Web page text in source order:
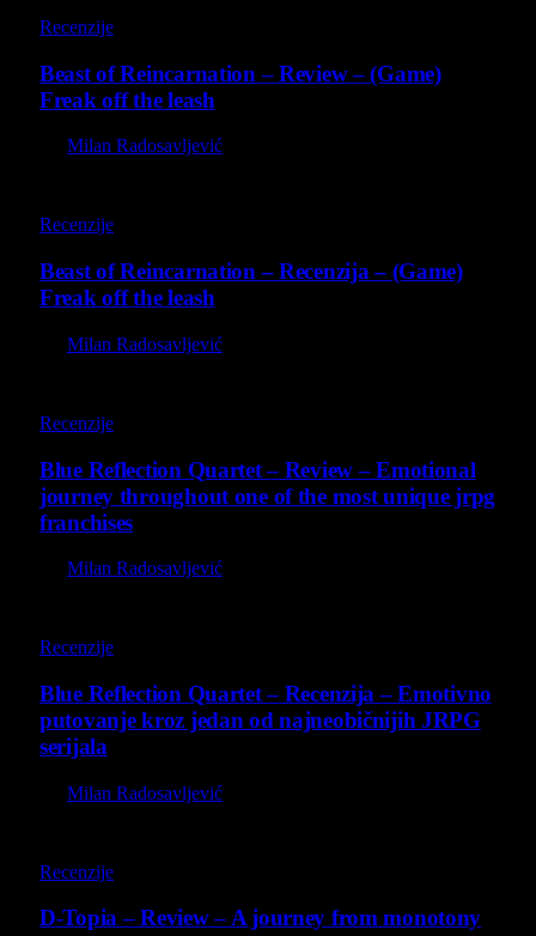
Recenzije
Beast of Reincarnation – Review – (Game)
Freak off the leash
Milan Radosavljević
Recenzije
Beast of Reincarnation – Recenzija – (Game)
Freak off the leash
Milan Radosavljević
Recenzije
Blue Reflection Quartet – Review – Emotional
journey throughout one of the most unique jrpg
franchises
Milan Radosavljević
Recenzije
Blue Reflection Quartet – Recenzija – Emotivno
putovanje kroz jedan od najneobičnijih JRPG
serijala
Milan Radosavljević
Recenzije
D-Topia – Review – A journey from monotony